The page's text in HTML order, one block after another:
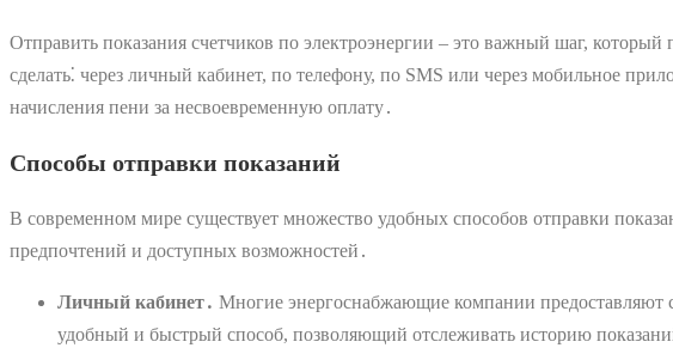
Отправить показания счетчиков по электроэнергии – это важный шаг,
сделать⁚ через личный кабинет, по телефону, по SMS или через мобильное
начисления пени за несвоевременную оплату․
Способы отправки показаний
В современном мире существует множество удобных способов отправки
предпочтений и доступных возможностей․
Личный кабинет․ Многие энергоснабжающие компании предоставляют
удобный и быстрый способ, позволяющий отслеживать историю